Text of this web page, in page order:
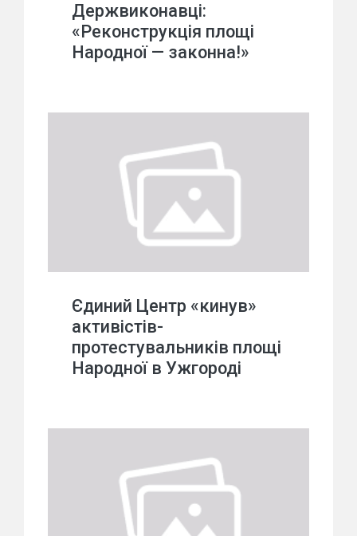
Держвиконавці:
«Реконструкція площі
Народної — законна!»
Єдиний Центр «кинув»
активістів-
протестувальників площі
Народної в Ужгороді